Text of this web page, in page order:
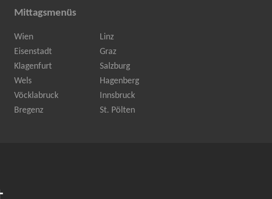
Mittagsmenüs
Wien
Linz
Eisenstadt
Graz
Klagenfurt
Salzburg
Wels
Hagenberg
Vöcklabruck
Innsbruck
Bregenz
St. Pölten